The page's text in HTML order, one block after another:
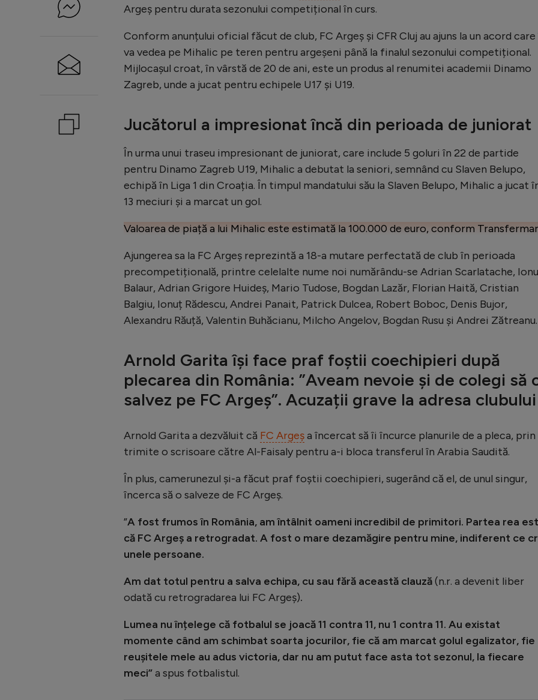
Argeș pentru durata sezonului competițional în curs.
Conform anunțului oficial făcut de club, FC Argeș și CFR Cluj au ajuns la un acord care
va vedea pe Mihalic pe teren pentru argeșeni până la finalul sezonului competițional.
Mijlocașul croat, în vârstă de 20 de ani, este un produs al renumitei academii Dinamo
Zagreb, unde a jucat pentru echipele U17 și U19.
Jucătorul a impresionat încă din perioada de juniorat
În urma unui traseu impresionant de juniorat, care include 5 goluri în 22 de partide
pentru Dinamo Zagreb U19, Mihalic a debutat la seniori, semnând cu Slaven Belupo,
echipă în Liga 1 din Croația. În timpul mandatului său la Slaven Belupo, Mihalic a jucat
13 meciuri și a marcat un gol.
Valoarea de piață a lui Mihalic este estimată la 100.000 de euro, conform
Ajungerea sa la FC Argeș reprezintă a 18-a mutare perfectată de club în perioada
precompetițională, printre celelalte nume noi numărându-se Adrian Scarlatache,
Balaur, Adrian Grigore Huideș, Mario Tudose, Bogdan Lazăr, Florian Haită, Cristian
Balgiu, Ionuț Rădescu, Andrei Panait, Patrick Dulcea, Robert Boboc, Denis Bujor,
Alexandru Răuță, Valentin Buhăcianu, Milcho Angelov, Bogdan Rusu și Andrei Zătreanu.
Arnold Garita își face praf foștii coechipieri după
plecarea din România: ”Aveam nevoie și de colegi să
salvez pe FC Argeș”. Acuzații grave la adresa clubului
Arnold Garita a dezvăluit că FC Argeșa încercat să îi încurce planurile de a pleca, prin
trimite o scrisoare către Al-Faisaly pentru a-i bloca transferul în Arabia Saudită.
În plus, camerunezul și-a făcut praf foștii coechipieri, sugerând că el, de unul singur,
încerca să o salveze de FC Argeș.
”A fost frumos în România, am întâlnit oameni incredibil de primitori. Partea rea
că FC Argeș a retrogradat. A fost o mare dezamăgire pentru mine, indiferent ce
unele persoane.
Am dat totul pentru a salva echipa, cu sau fără această clauză(n.r. a devenit liber
odată cu retrogradarea lui FC Argeș).
Lumea nu înțelege că fotbalul se joacă 11 contra 11, nu 1 contra 11. Au existat
momente când am schimbat soarta jocurilor, fie că am marcat golul egalizator, fie
reușitele mele au adus victoria, dar nu am putut face asta tot sezonul, la fiecare
meci”a spus fotbalistul.